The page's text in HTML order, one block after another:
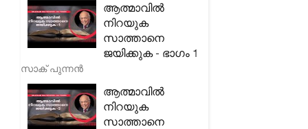
ആത്മാവിൽ
നിറയുക
സാത്താനെ
ജയിക്കുക - ഭാഗം 1
സാക് പുന്നൻ
ആത്മാവിൽ
നിറയുക
സാത്താനെ